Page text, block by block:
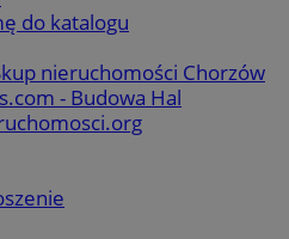
do katalogu
nieruchomości Chorzów
- Budowa Hal